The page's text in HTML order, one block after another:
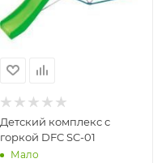
Детский комплекс с
горкой DFC SC-01
Мало